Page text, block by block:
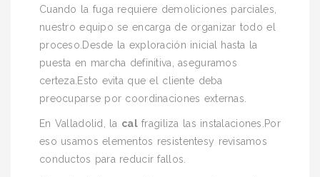
Cuando la fuga requiere demoliciones parciales,
nuestro equipo se encarga de organizar todo el
proceso.Desde la exploración inicial hasta la
puesta en marcha definitiva, aseguramos
certeza.Esto evita que el cliente deba
preocuparse por coordinaciones externas.
En Valladolid, la calfragiliza las instalaciones.Por
eso usamos elementos resistentesy revisamos
conductos para reducir fallos.